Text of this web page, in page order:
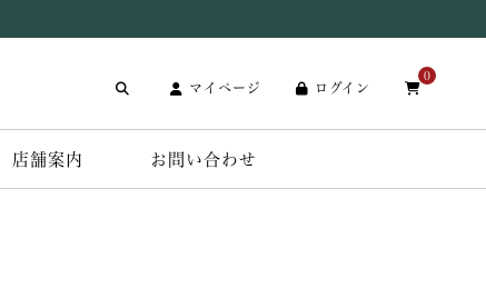
マイページ ログイン
0
店舗案内 お問い合わせ